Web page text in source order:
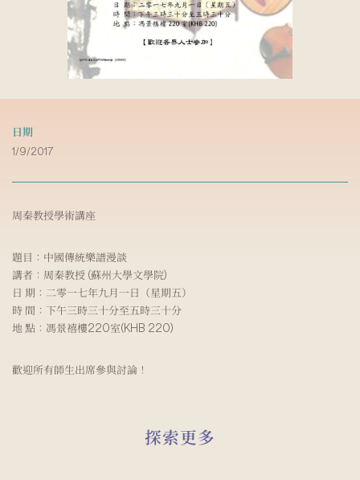
日期
1/9/2017
周秦教授學術講座
題目：中國傳統樂譜漫談
講者：周秦教授 (蘇州大學文學院)
日 期：二零一七年九月一日（星期五）
時 間：下午三時三十分至五時三十分
地 點：馮景禧樓220室(KHB 220)
歡迎所有師生出席參與討論！
探索更多